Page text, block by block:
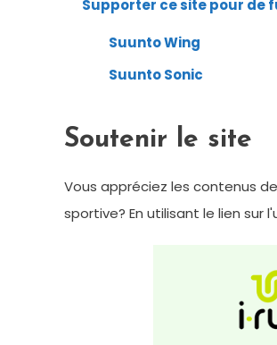
Supporter ce site pour de
Suunto Wing
Suunto Sonic
Soutenir le site
Vous appréciez les contenus
sportive? En utilisant le lien